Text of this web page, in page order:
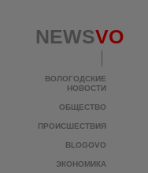
NEWSVO
ВОЛОГОДСКИЕ
НОВОСТИ
ОБЩЕСТВО
ПРОИСШЕСТВИЯ
BLOGOVO
ЭКОНОМИКА